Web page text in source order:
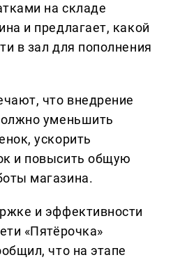
на складе
и предлагает, какой
в зал для пополнения
что внедрение
уменьшить
ускорить
и повысить общую
магазина.
и эффективности
«Пятёрочка»
что на этапе